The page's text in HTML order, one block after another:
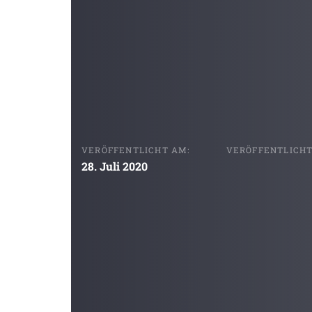
VERÖFFENTLICHT AM:
28. Juli 2020